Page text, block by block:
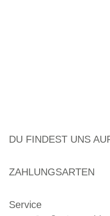
DU FINDEST UNS
ZAHLUNGSARTEN
Service